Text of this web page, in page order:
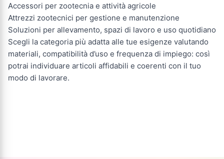
Accessori per zootecnia e attività agricole
Attrezzi zootecnici per gestione e manutenzione
Soluzioni per allevamento, spazi di lavoro e uso quotidiano
Scegli la categoria più adatta alle tue esigenze valutando
materiali, compatibilità d’uso e frequenza di impiego: così
potrai individuare articoli affidabili e coerenti con il tuo
modo di lavorare.